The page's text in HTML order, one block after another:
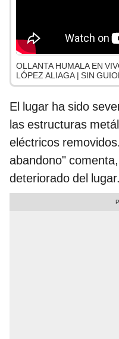
OLLANTA HUMALA EN
LÓPEZ ALIAGA | SIN
El lugar ha sido
las estructuras
eléctricos
abandono"
deteriorado del lugar.